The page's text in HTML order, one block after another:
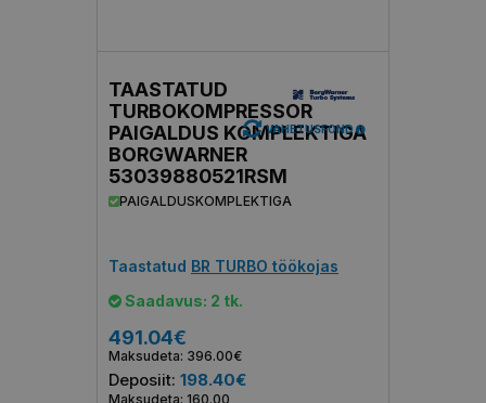
TAASTATUD
TURBOKOMPRESSOR
PAIGALDUS KOMPLEKTIGA
BORGWARNER
53039880521RSM
PAIGALDUSKOMPLEKTIGA
Taastatud BR TURBO töökojas
Saadavus: 2 tk.
491.04€
Maksudeta: 396.00€
Deposiit: 198.40€
Maksudeta: 160.00
VAHETUSFOND